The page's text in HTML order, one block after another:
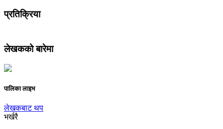
प्रतिक्रिया
लेखकको बारेमा
पालिका लाइभ
लेखकबाट थप
भर्खरै